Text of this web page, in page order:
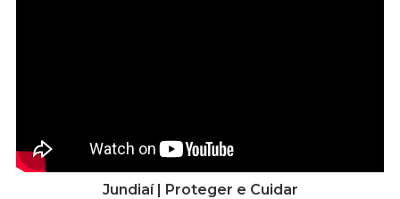
Jundiaí | Proteger e Cuidar